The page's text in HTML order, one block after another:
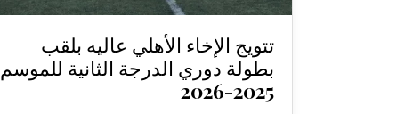
تتويج الإخاء الأهلي عاليه بلقب
بطولة دوري الدرجة الثانية للموسم
2025-2026